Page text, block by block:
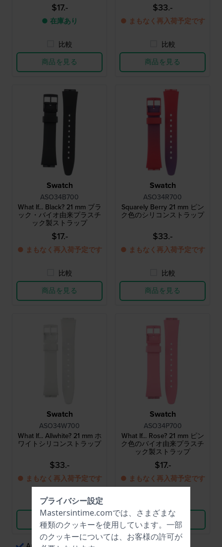
$17.-
● 在庫あり
比較
商品を見る
$33.-
● まもなく再入荷予定です
比較
商品を見る
Swatch
ASO34B700
What If... Black? 21 mm ブラ
ック・バイオ由来プラスチ
ック製ストラップ
$17.-
● まもなく再入荷予定です
比較
商品を見る
Swatch
ASO34R700
Squarely Berry 21 mm ピン
ク色のシリコンストラップ
$33.-
● まもなく再入荷予定です
比較
商品を見る
Swatch
ASO34W700
What If... Allwhite? 21 mm ホ
ワイトシリコンストラップ
$33.-
● まもなく再入荷予定です
比較
商品を見る
Swatch
ASO34P700
What If... Rose? 21 mm ピン
ク色のバイオ由来プラスチ
ック製ストラップ
$17.-
● まもなく再入荷予定です
商品を見る
プライバシー設定
Mastersintime.comでは、さまざまな
種類のクッキーを使用しています。一部
のクッキーについては、お客様の許可が